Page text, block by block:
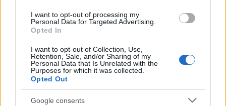
I want to opt-out of processing my
Personal Data for Targeted Advertising.
Opted In
I want to opt-out of Collection, Use,
Retention, Sale, and/or Sharing of my
Personal Data that Is Unrelated with the
Purposes for which it was collected.
Opted Out
Google consents